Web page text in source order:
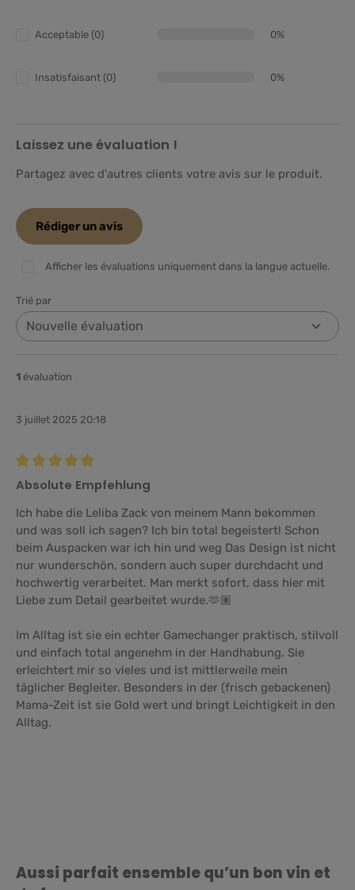
Acceptable (0) 0%
Insatisfaisant (0) 0%
Laissez une évaluation !
Partagez avec d'autres clients votre avis sur le produit.
Rédiger un avis
Afficher les évaluations uniquement dans la langue actuelle.
Trié par
1 évaluation
3 juillet 2025 20:18
Évaluation avec une note de 5 sur 5 étoiles
Absolute Empfehlung
Ich habe die Leliba Zack von meinem Mann bekommen
und was soll ich sagen? Ich bin total begeistert! Schon
beim Auspacken war ich hin und weg Das Design ist nicht
nur wunderschön, sondern auch super durchdacht und
hochwertig verarbeitet. Man merkt sofort, dass hier mit
Liebe zum Detail gearbeitet wurde.🫶🏽
Im Alltag ist sie ein echter Gamechanger praktisch, stilvoll
und einfach total angenehm in der Handhabung. Sie
erleichtert mir so vieles und ist mittlerweile mein
täglicher Begleiter. Besonders in der (frisch gebackenen)
Mama-Zeit ist sie Gold wert und bringt Leichtigkeit in den
Alltag.
Ignorer la galerie de produits
Aussi parfait ensemble qu’un bon vin et